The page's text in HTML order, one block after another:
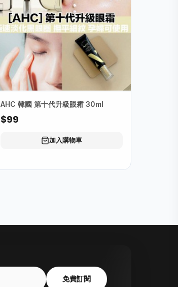
AHC 韓國 第十代升級眼霜 30ml
$99
加入購物車
免費訂閱